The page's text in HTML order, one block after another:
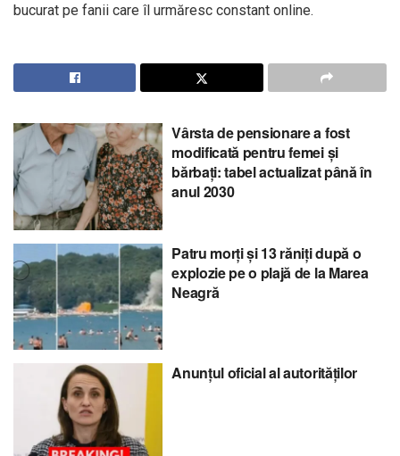
bucurat pe fanii care îl urmăresc constant online.
Vârsta de pensionare a fost
modificată pentru femei și
bărbați: tabel actualizat până în
anul 2030
Patru morți și 13 răniți după o
explozie pe o plajă de la Marea
Neagră
Anunțul oficial al autorităților